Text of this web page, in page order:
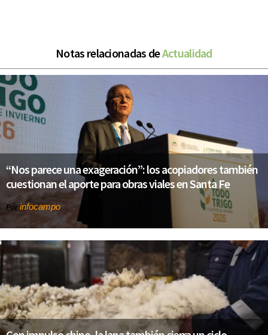
Notas relacionadas deActualidad
“Nos parece una exageración”: los acopiadores también
cuestionan el aporte para obras viales en Santa Fe
Por infocampo